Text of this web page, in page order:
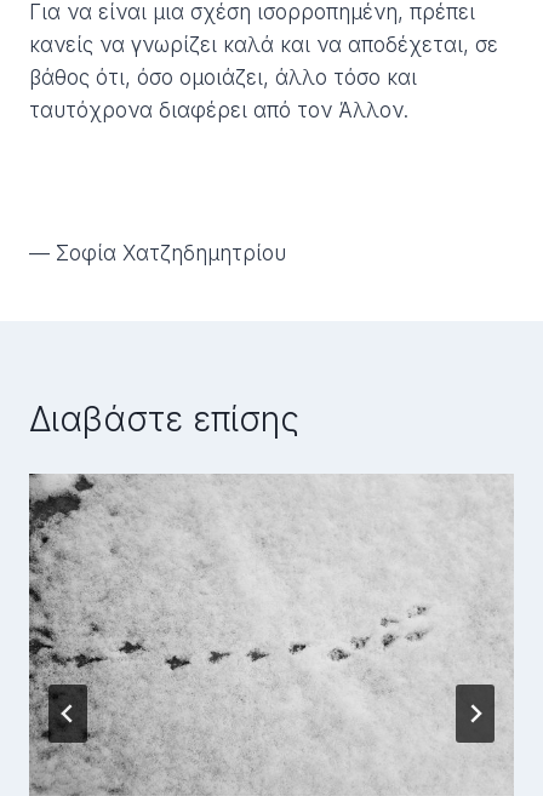
Για να είναι μια σχέση ισορροπημένη, πρέπει
κανείς να γνωρίζει καλά και να αποδέχεται, σε
βάθος ότι, όσο ομοιάζει, άλλο τόσο και
ταυτόχρονα διαφέρει από τον Άλλον.
— Σοφία Χατζηδημητρίου
Διαβάστε επίσης